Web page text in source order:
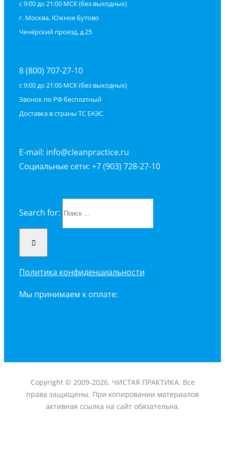
с 9:00 до 21:00 МСК (без выходных)
г. Москва, Южное Бутово
Чечёрский проезд, д.25
8 (800) 707-27-10
с 9:00 до 21:00 МСК (без выходных)
Звонок по РФ бесплатный
Доставка в страны ТС ЕАЭС
E-mail: info@cleanpractice.ru
Социальные сети: +7 (903) 728-27-10
Search for:
Политика конфиденциальности
Мы принимаем к оплате:
Copyright © 2009-2026. ЧИСТАЯ ПРАКТИКА. Все
права защищены. При копировании материалов
активная ссылка на сайт обязательна.